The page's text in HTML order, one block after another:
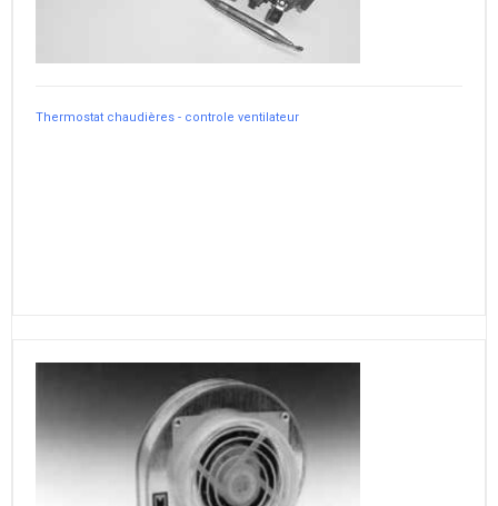
Thermostat chaudières - controle ventilateur